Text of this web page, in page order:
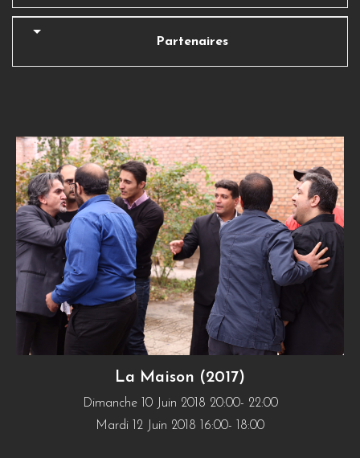
Partenaires
La Maison (2017)
Dimanche 10 Juin 2018 20:00- 22:00
Mardi 12 Juin 2018 16:00- 18:00